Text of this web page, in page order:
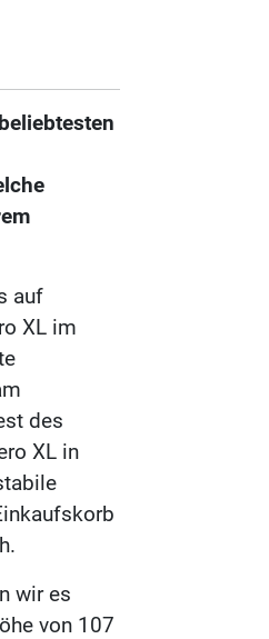
auf
XL im
des
XL in
wir es
von 107